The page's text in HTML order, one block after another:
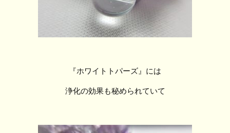
『ホワイトトパーズ』には
浄化の効果も秘められていて